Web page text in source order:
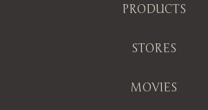
PRODUCTS
STORES
MOVIES